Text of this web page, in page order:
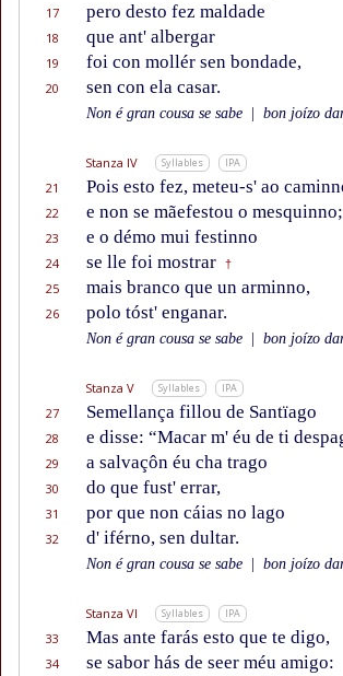
17
pero desto fez maldade
18
que ant' albergar
19
foi con mollér sen bondade,
20
sen con ela casar.
Non é gran cousa se sabe
bon joízo
Stanza IV Syllables IPA
21 Pois esto fez, meteu-s' ao
22
e non se mãefestou o mesquinno;
23
e o démo mui festinno
24
se lle foi mostrar †
25
mais branco que un arminno,
26
polo tóst' enganar.
Non é gran cousa se sabe
bon joízo
Stanza V Syllables IPA
27 Semellança fillou de Santïago
28
e disse: “Macar m' éu de ti
29
a salvaçôn éu cha trago
30
do que fust' errar,
31
por que non cáias no lago
32
d' iférno, sen dultar.
Non é gran cousa se sabe
bon joízo
Stanza VI Syllables IPA
33 Mas ante farás esto que te digo,
34
se sabor hás de seer méu amigo: